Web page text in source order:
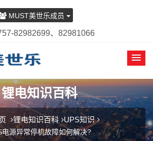
MUST美世乐成员
82982699、82981066
锂电知识百科
锂电知识百科 UPS知识
电源异常停机故障如何解决?